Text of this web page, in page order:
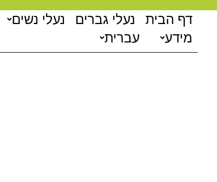
דף הבית נעלי גברים נעלי נשים
מידע
עברית